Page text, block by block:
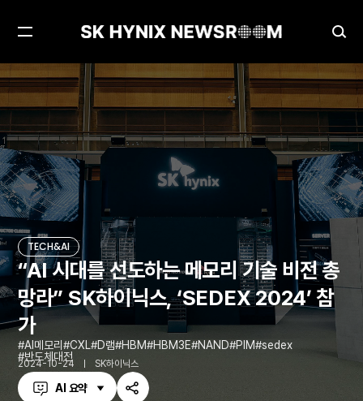
검
색
창
열
메
열
기
TECH&AI
“AI 시대를 선도하는 메모리 기술 비전 총
망라” SK하이닉스, ‘SEDEX 2024’ 참
가
AI메모리 CXL D램 HBM HBM3E NAND PIM
sedex
반도체대전
2024-10-24 SK하이닉스
AI 요약
공
TECH&AI “AI 시대를 선도하는 메모리 기술 비전 총망라” SK하이닉스, ‘SEDEX 2024’ 참가